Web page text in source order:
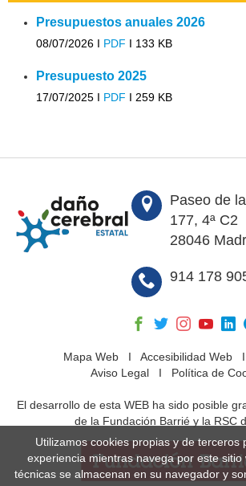
Presupuestos anuales 2026
08/07/2026 I PDF I 133 KB
Presupuesto 2025
17/07/2025 I PDF I 259 KB
Paseo de
177, 4ª C2
28046
914 178
Mapa WebI Accesibilidad Web
Aviso Legal I Política de
El desarrollo de esta WEB ha sido posible
de la Fundación Barrié y la RSC
Utilizamos cookies propias y de terceros
experiencia mientras navega por este sitio
técnicas se almacenan en su navegador y